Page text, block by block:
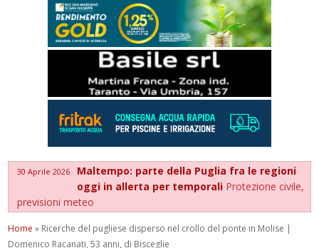
30 Aprile 2026
Maltempo: parte della Puglia fra le regioni
oggi in allerta per temporali Protezione civile,
previsioni meteo
Home » Ricerche del pugliese disperso nel crollo del ponte in Molise |
Domenico Racanati, 53 anni, di Bisceglie